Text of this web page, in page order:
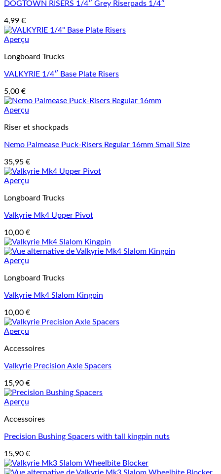
DOGTOWN RISERS 1/4″ Grey Riserpads 1/4″
4,99 €
Aperçu
Longboard Trucks
VALKYRIE 1/4″ Base Plate Risers
5,00 €
Aperçu
Riser et shockpads
Nemo Palmease Puck-Risers Regular 16mm Small Size
35,95 €
Aperçu
Longboard Trucks
Valkyrie Mk4 Upper Pivot
10,00 €
Aperçu
Longboard Trucks
Valkyrie Mk4 Slalom Kingpin
10,00 €
Aperçu
Accessoires
Valkyrie Precision Axle Spacers
15,90 €
Aperçu
Accessoires
Precision Bushing Spacers with tall kingpin nuts
15,90 €